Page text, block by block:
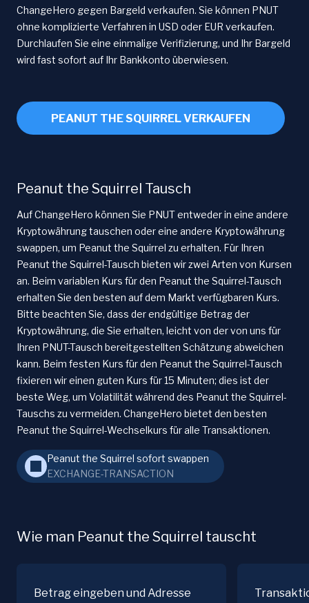
ChangeHero gegen Bargeld verkaufen. Sie können PNUT
ohne komplizierte Verfahren in USD oder EUR verkaufen.
Durchlaufen Sie eine einmalige Verifizierung, und Ihr Bargeld
wird fast sofort auf Ihr Bankkonto überwiesen.
PEANUT THE SQUIRREL VERKAUFEN
Peanut the Squirrel Tausch
Auf ChangeHero können Sie PNUT entweder in eine andere
Kryptowährung tauschen oder eine andere Kryptowährung
swappen, um Peanut the Squirrel zu erhalten. Für Ihren
Peanut the Squirrel-Tausch bieten wir zwei Arten von Kursen
an. Beim variablen Kurs für den Peanut the Squirrel-Tausch
erhalten Sie den besten auf dem Markt verfügbaren Kurs.
Bitte beachten Sie, dass der endgültige Betrag der
Kryptowährung, die Sie erhalten, leicht von der von uns für
Ihren PNUT-Tausch bereitgestellten Schätzung abweichen
kann. Beim festen Kurs für den Peanut the Squirrel-Tausch
fixieren wir einen guten Kurs für 15 Minuten; dies ist der
beste Weg, um Volatilität während des Peanut the Squirrel-
Tauschs zu vermeiden. ChangeHero bietet den besten
Peanut the Squirrel-Wechselkurs für alle Transaktionen.
Peanut the Squirrel sofort swappen
EXCHANGE-TRANSACTION
Wie man Peanut the Squirrel tauscht
Betrag eingeben und Adresse